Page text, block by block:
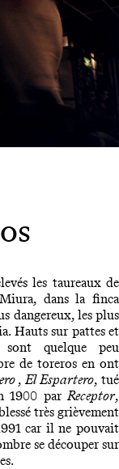
les taureaux de
dans la finca
dangereux, les plus
Hauts sur pattes et
sont quelque peu
de toreros en ont
,El Espartero, tué
1900 parReceptor,
très grièvement
car il ne pouvait
se découper sur